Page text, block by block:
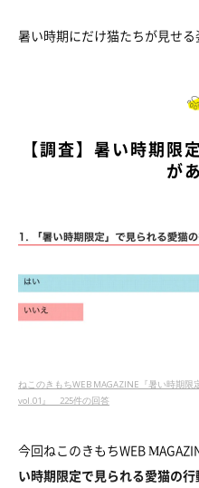
暑い時期にだけ猫たちが見せ
【調査】暑い時期限
が
ねこのきもちWEB MAGAZINE『暑い時期
vol.01』 225件の回答
今回ねこのきもちWEB
い時期限定で見られる愛猫の行